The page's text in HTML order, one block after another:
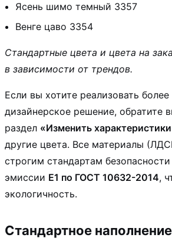
Ясень шимо темный 3357
Венге цаво 3354
Стандартные цвета и цвета на
в зависимости от трендов.
Если вы хотите реализовать
дизайнерское решение, обратите
раздел «Изменить
другие цвета. Все материалы
строгим стандартам
эмиссии Е1 по ГОСТ 10632-2014,
экологичность.
Стандартное